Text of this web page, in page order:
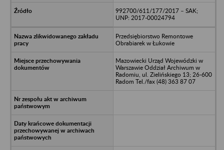
992700/611/177/2017 – SAK;
UNP: 2017-00024794
Przedsiębiorstwo Remontowe
Obrabiarek w Łukowie
Mazowiecki Urząd Wojewódzki w
Warszawie Oddział Archiwum w
Radomiu, ul. Zielińskiego 13; 26-600
Radom Tel./fax (48) 363 87 07